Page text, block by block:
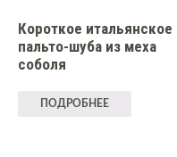
Короткое итальянское
пальто-шуба из меха
соболя
ПОДРОБНЕЕ